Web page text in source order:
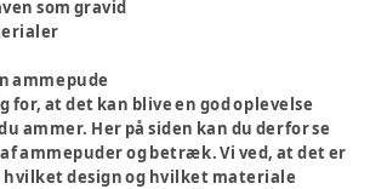
som gravid
ammepude
for, at det kan blive en god oplevelse
ammer. Her på siden kan du derfor se
ammepuder og betræk. Vi ved, at det er
design og hvilket materiale